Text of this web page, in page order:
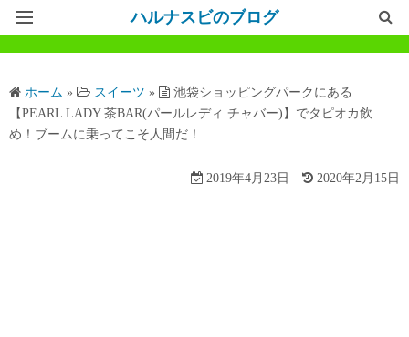
ハルナスビのブログ
記事一覧
ホームページ
ホーム » スイーツ »
池袋ショッピングパークにある
【PEARL LADY 茶BAR(パールレディ チャバー)】でタピオカ飲
め！ブームに乗ってこそ人間だ！
2019年4月23日 2020年2月15日